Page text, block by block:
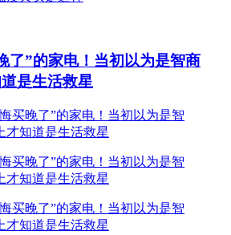
了”的家电！当初以为是智商
是生活救星